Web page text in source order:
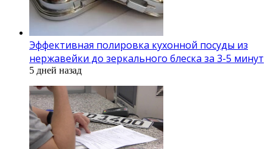
Эффективная полировка кухонной посуды из
нержавейки до зеркального блеска за 3-5 минут
5 дней назад